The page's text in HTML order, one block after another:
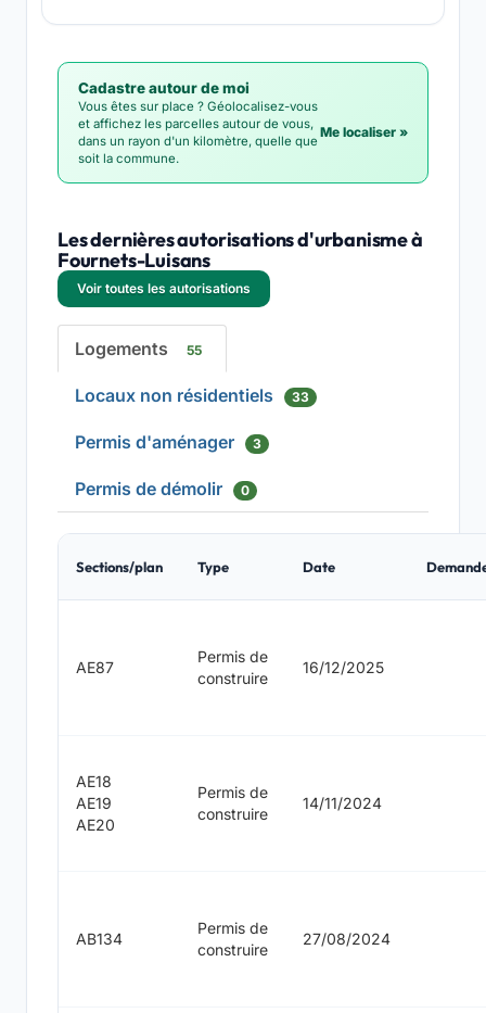
Cadastre autour de moi
Vous êtes sur place ? Géolocalisez-vous
et affichez les parcelles autour de vous,
dans un rayon d'un kilomètre, quelle que
soit la commune.
Me localiser »
Les dernières autorisations d'urbanisme à
Fournets-Luisans
Voir toutes les autorisations
Logements 55
Locaux non résidentiels 33
Permis d'aménager 3
Permis de démolir 0
Sections/plan Type Date
AE87
Permis de
construire
16/12/2025
AE18
AE19
AE20
Permis de
construire
14/11/2024
AB134
Permis de
construire
27/08/2024